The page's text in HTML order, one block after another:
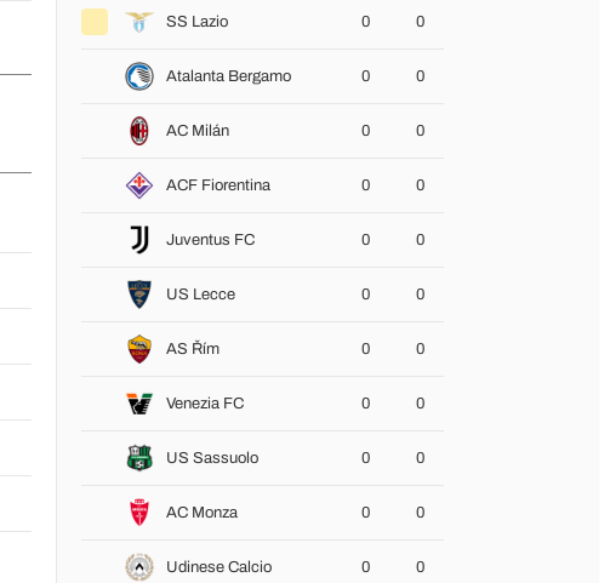
SS Lazio 0 0
Atalanta Bergamo 0 0
AC Milán 0 0
ACF Fiorentina 0 0
Juventus FC 0 0
US Lecce 0 0
AS Řím 0 0
Venezia FC 0 0
US Sassuolo 0 0
AC Monza 0 0
Udinese Calcio 0 0